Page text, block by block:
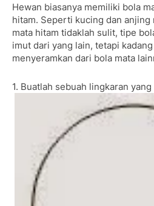
Hewan biasanya memiliki bola
hitam. Seperti kucing dan anjing
mata hitam tidaklah sulit, tipe
imut dari yang lain, tetapi
menyeramkan dari bola mata
1. Buatlah sebuah lingkaran